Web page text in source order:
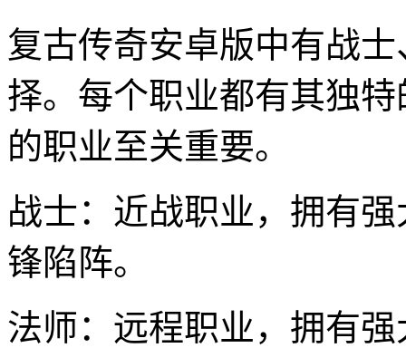
复古传奇安卓版中有战
择。每个职业都有其独
的职业至关重要。
战士：近战职业，拥有
锋陷阵。
法师：远程职业，拥有